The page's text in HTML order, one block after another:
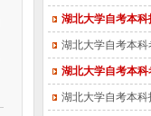
湖北大学自考本科
湖北大学自考本科
湖北大学自考本科
湖北大学自考本科